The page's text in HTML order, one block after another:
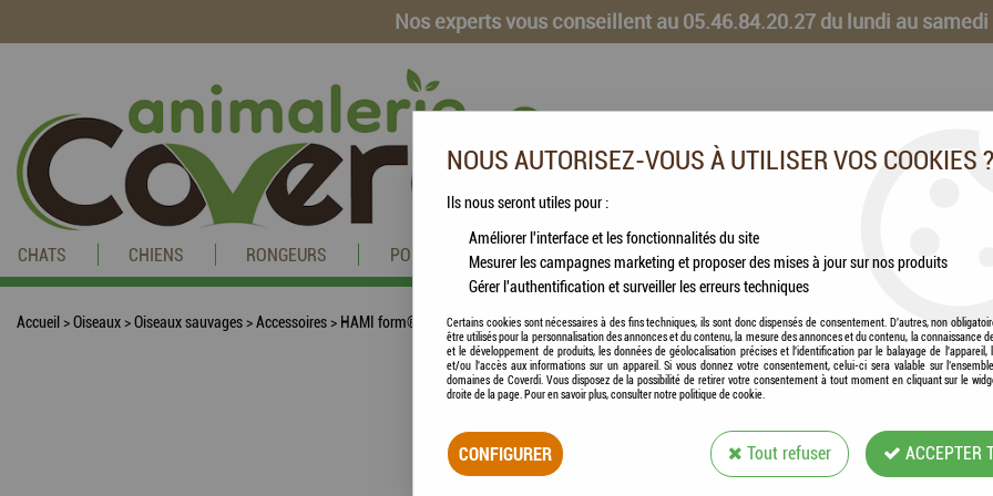
Nos experts vous conseillent au 05.46.84.20.27 du lundi au samedi
CHATS CHIENS RONGEURS POISSONS CHEVAUX VOLAILLES ANIMAUX DE LA FERME
Accueil >Oiseaux>Oiseaux sauvages>Accessoires> HAMI form® - Porte Pain de graisse double
HAMI FORM® -
Soyez le premier à donner votre avis !
NOUS AUTORISEZ-VOUS À UTILISER VOS COOKIES ?
Ils nous seront utiles pour :
Améliorer l'interface et les fonctionnalités du site
Mesurer les campagnes marketing et proposer des mises à jour sur nos produits
Gérer l'authentification et surveiller les erreurs techniques
Certains cookies sont nécessaires à des fins techniques, ils sont donc dispensés de consentement. D'autres, non
être utilisés pour la personnalisation des annonces et du contenu, la mesure des annonces et du contenu, la connaissance
et le développement de produits, les données de géolocalisation précises et l'identification par le balayage de l'appareil,
et/ou l'accès aux informations sur un appareil. Si vous donnez votre consentement, celui-ci sera valable sur
domaines de Coverdi. Vous disposez de la possibilité de retirer votre consentement à tout moment en cliquant sur le
droite de la page. Pour en savoir plus, consulter notre politique de cookie.
CONFIGURER Tout refuser ACCEPTER